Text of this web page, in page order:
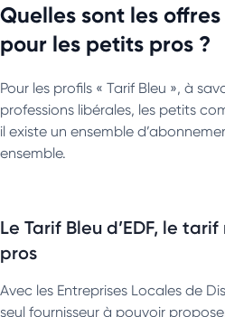
Quelles sont les offres
pour les petits pros ?
Pour les profils « Tarif Bleu », à
professions libérales, les petits
il existe un ensemble
ensemble.
Le Tarif Bleu d’EDF, le
pros
Avec les Entreprises Locales de
seul fournisseur à pouvoir